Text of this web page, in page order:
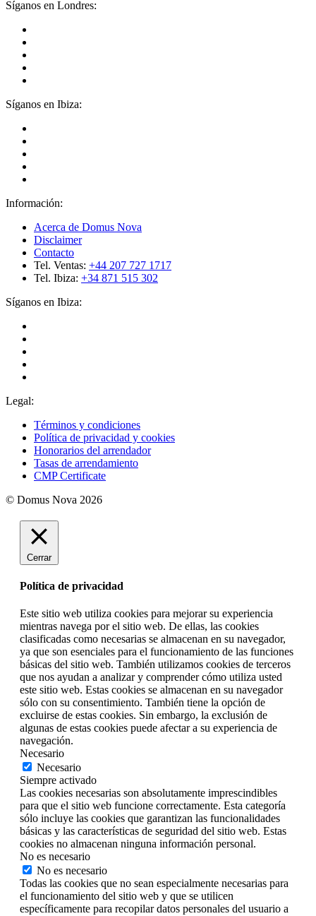
Síganos en Londres:
Síganos en Ibiza:
Información:
Acerca de Domus Nova
Disclaimer
Contacto
Tel. Ventas: +44 207 727 1717
Tel. Ibiza: +34 871 515 302
Síganos en Ibiza:
Legal:
Términos y condiciones
Política de privacidad y cookies
Honorarios del arrendador
Tasas de arrendamiento
CMP Certificate
© Domus Nova 2026
Cerrar
Política de privacidad
Este sitio web utiliza cookies para mejorar su experiencia
mientras navega por el sitio web. De ellas, las cookies
clasificadas como necesarias se almacenan en su navegador,
ya que son esenciales para el funcionamiento de las funciones
básicas del sitio web. También utilizamos cookies de terceros
que nos ayudan a analizar y comprender cómo utiliza usted
este sitio web. Estas cookies se almacenan en su navegador
sólo con su consentimiento. También tiene la opción de
excluirse de estas cookies. Sin embargo, la exclusión de
algunas de estas cookies puede afectar a su experiencia de
navegación.
Necesario
Necesario
Siempre activado
Las cookies necesarias son absolutamente imprescindibles
para que el sitio web funcione correctamente. Esta categoría
sólo incluye las cookies que garantizan las funcionalidades
básicas y las características de seguridad del sitio web. Estas
cookies no almacenan ninguna información personal.
No es necesario
No es necesario
Todas las cookies que no sean especialmente necesarias para
el funcionamiento del sitio web y que se utilicen
específicamente para recopilar datos personales del usuario a